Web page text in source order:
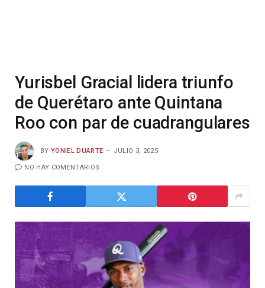
Yurisbel Gracial lidera triunfo
de Querétaro ante Quintana
Roo con par de cuadrangulares
BY YONIEL DUARTE JULIO 3, 2025
NO HAY COMENTARIOS